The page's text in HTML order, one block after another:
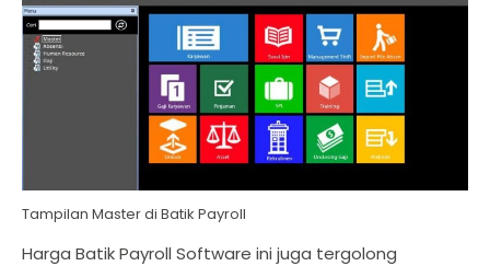
Tampilan Master di Batik Payroll
Harga Batik Payroll Software ini juga tergolong